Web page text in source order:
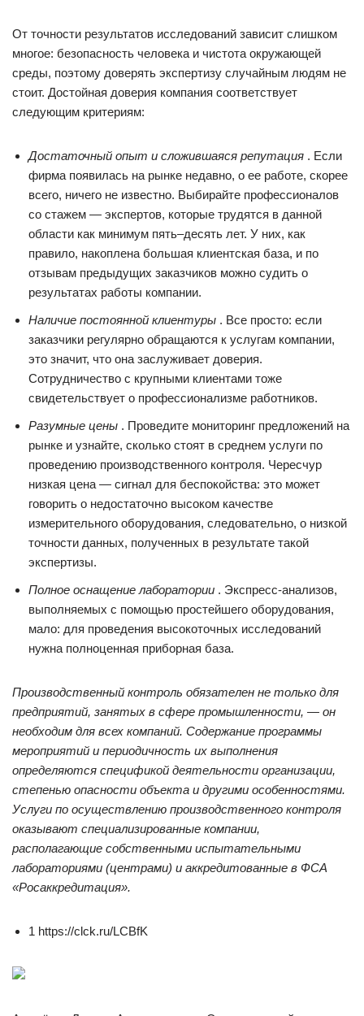
От точности результатов исследований зависит слишком
многое: безопасность человека и чистота окружающей
среды, поэтому доверять экспертизу случайным людям не
стоит. Достойная доверия компания соответствует
следующим критериям:
Достаточный опыт и сложившаяся репутация . Если
фирма появилась на рынке недавно, о ее работе, скорее
всего, ничего не известно. Выбирайте профессионалов
со стажем — экспертов, которые трудятся в данной
области как минимум пять–десять лет. У них, как
правило, накоплена большая клиентская база, и по
отзывам предыдущих заказчиков можно судить о
результатах работы компании.
Наличие постоянной клиентуры . Все просто: если
заказчики регулярно обращаются к услугам компании,
это значит, что она заслуживает доверия.
Сотрудничество с крупными клиентами тоже
свидетельствует о профессионализме работников.
Разумные цены . Проведите мониторинг предложений на
рынке и узнайте, сколько стоят в среднем услуги по
проведению производственного контроля. Чересчур
низкая цена — сигнал для беспокойства: это может
говорить о недостаточно высоком качестве
измерительного оборудования, следовательно, о низкой
точности данных, полученных в результате такой
экспертизы.
Полное оснащение лаборатории . Экспресс-анализов,
выполняемых с помощью простейшего оборудования,
мало: для проведения высокоточных исследований
нужна полноценная приборная база.
Производственный контроль обязателен не только для
предприятий, занятых в сфере промышленности, — он
необходим для всех компаний. Содержание программы
мероприятий и периодичность их выполнения
определяются спецификой деятельности организации,
степенью опасности объекта и другими особенностями.
Услуги по осуществлению производственного контроля
оказывают специализированные компании,
располагающие собственными испытательными
лабораториями (центрами) и аккредитованные в ФСА
«Росаккредитация».
1 https://clck.ru/LCBfK